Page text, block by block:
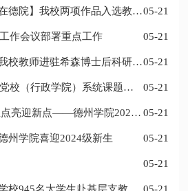
05-21
作会议部署重点工作 05-21
05-21
05-21
05-21
学院喜迎2024级新生 05-21
05-21